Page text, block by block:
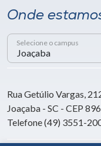
Onde
Selecione o campus
Rua Getúlio Vargas,
Joaçaba - SC - CEP
Telefone (49) 3551-